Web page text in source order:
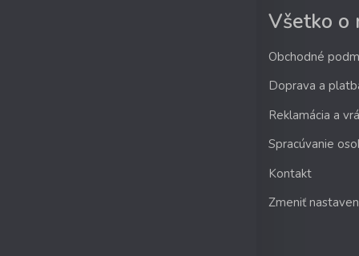
Všetko o
Obchodné
Doprava a
Reklamácia a
Spracúvanie
Kontakt
Zmeniť